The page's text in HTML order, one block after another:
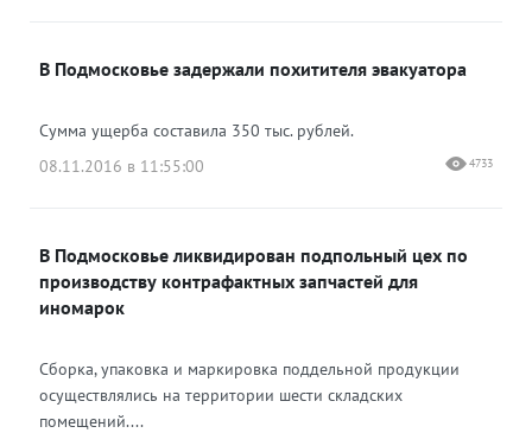
В Подмосковье задержали похитителя эвакуатора
Сумма ущерба составила 350 тыс. рублей.
08.11.2016 в 11:55:00
4733
В Подмосковье ликвидирован подпольный цех по
производству контрафактных запчастей для
иномарок
Сборка, упаковка и маркировка поддельной продукции
осуществлялись на территории шести складских
помещений....